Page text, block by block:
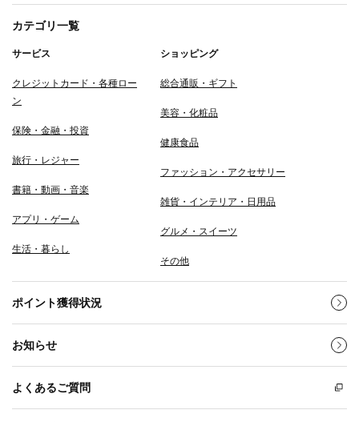
カテゴリ一覧
サービス
クレジットカード・各種ロー
ン
保険・金融・投資
旅行・レジャー
書籍・動画・音楽
アプリ・ゲーム
生活・暮らし
ショッピング
総合通販・ギフト
美容・化粧品
健康食品
ファッション・アクセサリー
雑貨・インテリア・日用品
グルメ・スイーツ
その他
ポイント獲得状況
お知らせ
よくあるご質問